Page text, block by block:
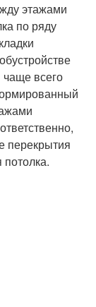
этажами
по ряду
всего
перекрытия